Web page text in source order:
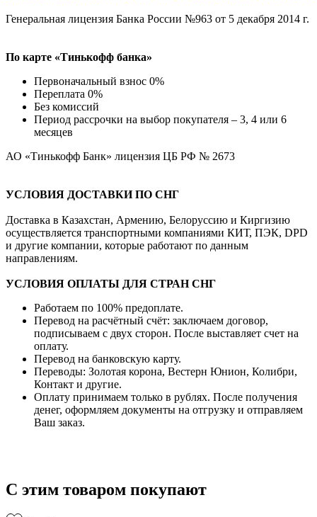
Генеральная лицензия Банка России №963 от 5 декабря 2014 г.
По карте «Тинькофф банка»
Первоначальный взнос 0%
Переплата 0%
Без комиссий
Период рассрочки на выбор покупателя – 3, 4 или 6
месяцев
АО «Тинькофф Банк» лицензия ЦБ РФ № 2673
УСЛОВИЯ ДОСТАВКИ ПО СНГ
Доставка в Казахстан, Армению, Белоруссию и Киргизию
осуществляется транспортными компаниями КИТ, ПЭК, DPD
и другие компании, которые работают по данным
направлениям.
УСЛОВИЯ ОПЛАТЫ ДЛЯ СТРАН СНГ
Работаем по 100% предоплате.
Перевод на расчётный счёт: заключаем договор,
подписываем с двух сторон. После выставляет счет на
оплату.
Перевод на банковскую карту.
Переводы: Золотая корона, Вестерн Юнион, Колибри,
Контакт и другие.
Оплату принимаем только в рублях. После получения
денег, оформляем документы на отгрузку и отправляем
Ваш заказ.
С этим товаром покупают